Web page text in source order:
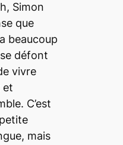
Simon
que
beaucoup
défont
vivre
et
C’est
mais